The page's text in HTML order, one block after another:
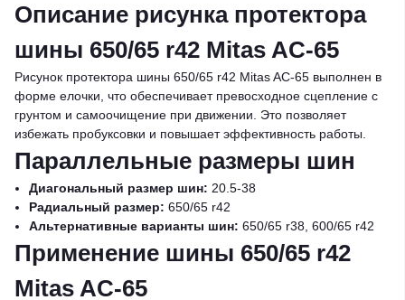
Описание рисунка протектора
шины 650/65 r42 Mitas AC-65
Рисунок протектора шины 650/65 r42 Mitas AC-65 выполнен в
форме елочки, что обеспечивает превосходное сцепление с
грунтом и самоочищение при движении. Это позволяет
избежать пробуксовки и повышает эффективность работы.
Параллельные размеры шин
Диагональный размер шин: 20.5-38
Радиальный размер: 650/65 r42
Альтернативные варианты шин: 650/65 r38, 600/65 r42
Применение шины 650/65 r42
Mitas AC-65